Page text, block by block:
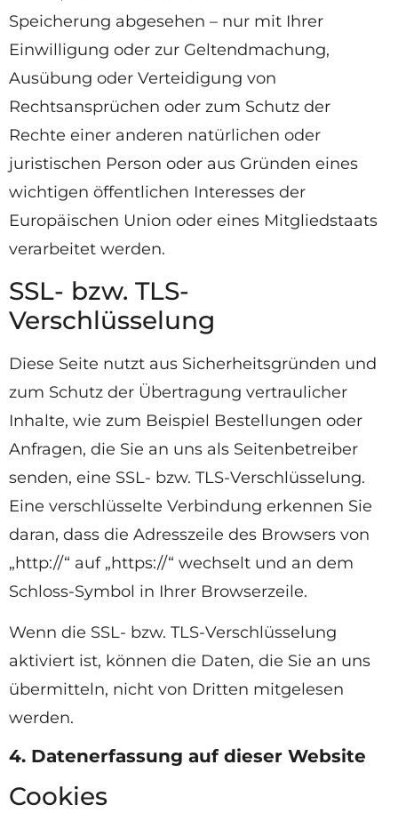
Speicherung abgesehen – nur mit Ihrer
Einwilligung oder zur Geltendmachung,
Ausübung oder Verteidigung von
Rechtsansprüchen oder zum Schutz der
Rechte einer anderen natürlichen oder
juristischen Person oder aus Gründen eines
wichtigen öffentlichen Interesses der
Europäischen Union oder eines Mitgliedstaats
verarbeitet werden.
SSL- bzw. TLS-
Verschlüsselung
Diese Seite nutzt aus Sicherheitsgründen und
zum Schutz der Übertragung vertraulicher
Inhalte, wie zum Beispiel Bestellungen oder
Anfragen, die Sie an uns als Seitenbetreiber
senden, eine SSL- bzw. TLS-Verschlüsselung.
Eine verschlüsselte Verbindung erkennen Sie
daran, dass die Adresszeile des Browsers von
„http://“ auf „https://“ wechselt und an dem
Schloss-Symbol in Ihrer Browserzeile.
Wenn die SSL- bzw. TLS-Verschlüsselung
aktiviert ist, können die Daten, die Sie an uns
übermitteln, nicht von Dritten mitgelesen
werden.
4. Datenerfassung auf dieser Website
Cookies